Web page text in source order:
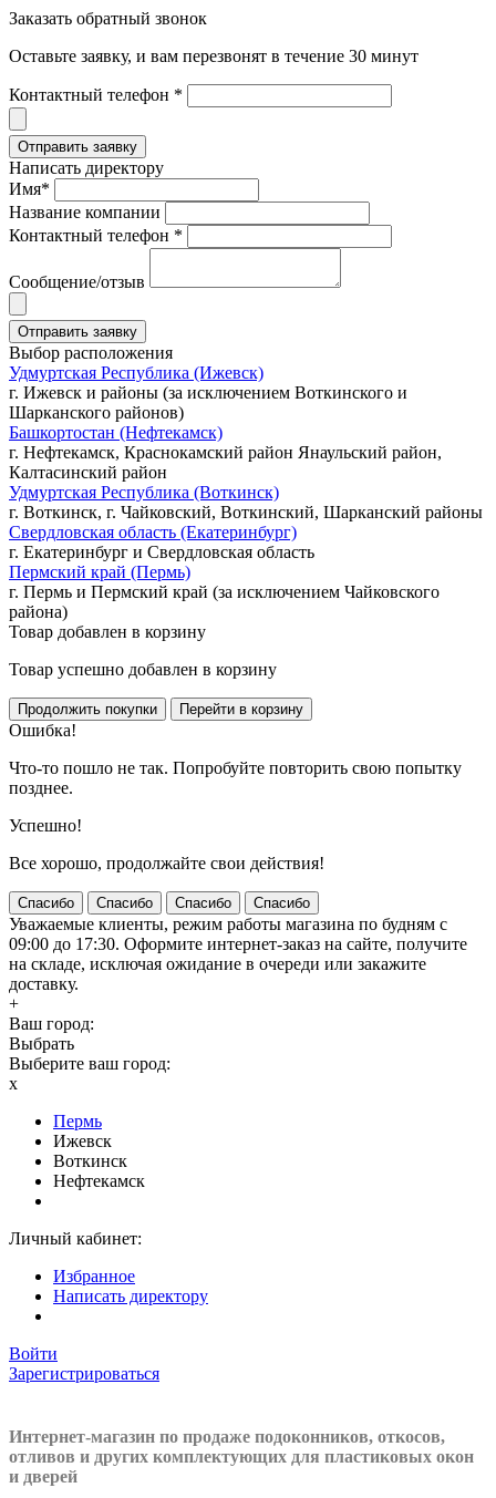
Заказать обратный звонок
Оставьте заявку, и вам перезвонят в течение 30 минут
Контактный телефон *
Написать директору
Имя*
Название компании
Контактный телефон *
Сообщение/отзыв
Выбор расположения
Удмуртская Республика (Ижевск)
г. Ижевск и районы (за исключением Воткинского и
Шарканского районов)
Башкортостан (Нефтекамск)
г. Нефтекамск, Краснокамский район Янаульский район,
Калтасинский район
Удмуртская Республика (Воткинск)
г. Воткинск, г. Чайковский, Воткинский, Шарканский районы
Свердловская область (Екатеринбург)
г. Екатеринбург и Свердловская область
Пермский край (Пермь)
г. Пермь и Пермский край (за исключением Чайковского
района)
Товар добавлен в корзину
Товар успешно добавлен в корзину
Ошибка!
Что-то пошло не так. Попробуйте повторить свою попытку
позднее.
Успешно!
Все хорошо, продолжайте свои действия!
Спасибо Спасибо Спасибо Спасибо
Уважаемые клиенты, режим работы магазина по будням с
09:00 до 17:30. Оформите интернет-заказ на сайте, получите
на складе, исключая ожидание в очереди или закажите
доставку.
+
Ваш город:
Выбрать
Выберите ваш город:
x
Пермь
Ижевск
Воткинск
Нефтекамск
Личный кабинет:
Избранное
Написать директору
Войти
Зарегистрироваться
Интернет-магазин по продаже подоконников, откосов,
отливов и других комплектующих для пластиковых окон
и дверей